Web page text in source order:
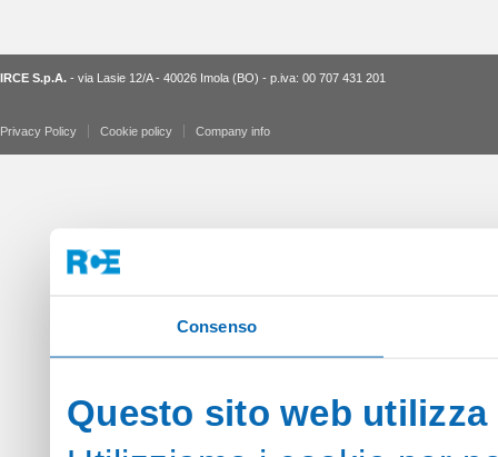
Consenso
Questo sito web utilizza
IRCE S.p.A. - via Lasie 12/A - 40026 Imola (BO) - p.iva: 00 707 431 201
Privacy Policy Cookie policy Company info